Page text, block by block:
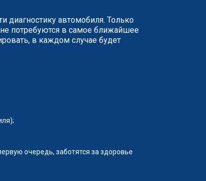
диагностику автомобиля. Только
потребуются в самое ближайшее
в каждом случае будет
очередь, заботятся за здоровье